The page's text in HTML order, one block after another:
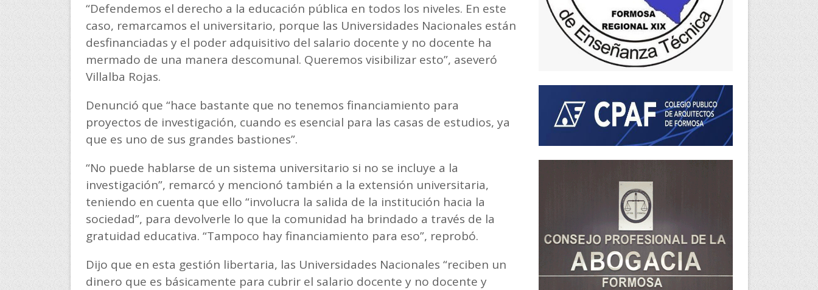
“Defendemos el derecho a la educación pública en todos los niveles. En este
caso, remarcamos el universitario, porque las Universidades Nacionales están
desfinanciadas y el poder adquisitivo del salario docente y no docente ha
mermado de una manera descomunal. Queremos visibilizar esto”, aseveró
Villalba Rojas.
Denunció que “hace bastante que no tenemos financiamiento para
proyectos de investigación, cuando es esencial para las casas de estudios, ya
que es uno de sus grandes bastiones”.
“No puede hablarse de un sistema universitario si no se incluye a la
investigación”, remarcó y mencionó también a la extensión universitaria,
teniendo en cuenta que ello “involucra la salida de la institución hacia la
sociedad”, para devolverle lo que la comunidad ha brindado a través de la
gratuidad educativa. “Tampoco hay financiamiento para eso”, reprobó.
Dijo que en esta gestión libertaria, las Universidades Nacionales “reciben un
dinero que es básicamente para cubrir el salario docente y no docente y